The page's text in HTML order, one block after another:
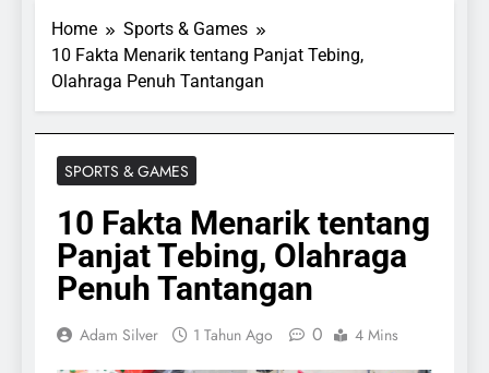
Home
Sports & Games
10 Fakta Menarik tentang Panjat Tebing,
Olahraga Penuh Tantangan
SPORTS & GAMES
10 Fakta Menarik tentang
Panjat Tebing, Olahraga
Penuh Tantangan
Adam Silver 1 Tahun Ago 0 4 Mins